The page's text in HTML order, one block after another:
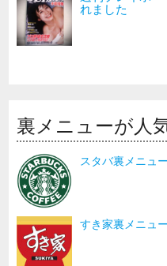
れました
裏メニューが人
スタバ裏メニュー
すき家裏メニュー